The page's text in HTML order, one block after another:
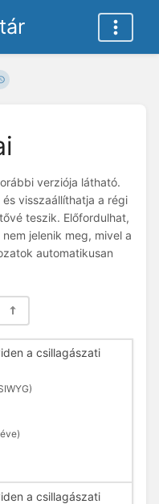
verziója látható.
visszaállíthatja a régi
teszik. Előfordulhat,
jelenik meg, mivel a
automatikusan
a csillagászati
a csillagászati